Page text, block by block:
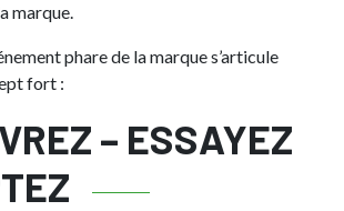
marque.
phare de la marque s’articule
fort :
– ESSAYEZ